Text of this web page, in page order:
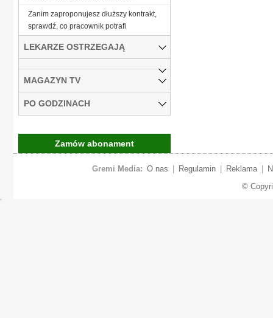
Zanim zaproponujesz dłuższy kontrakt,
sprawdź, co pracownik potrafi
LEKARZE OSTRZEGAJĄ
MAGAZYN TV
PO GODZINACH
Zamów abonament
Gremi Media: O nas Regulamin Reklama
©